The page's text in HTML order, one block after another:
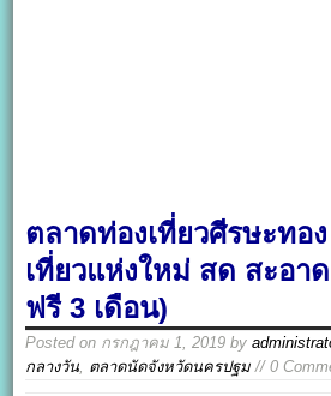
ตลาดท่องเที่ยวศีรษะทอ
เที่ยวแห่งใหม่ สด สะอา
ฟรี 3 เดือน)
Posted on กรกฎาคม 1, 2019 by
กลางวัน, ตลาดนัดจังหวัดนครปฐม // 0